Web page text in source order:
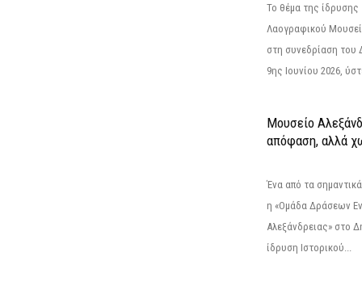
Το θέμα της ίδρυσης
Λαογραφικού
στη συνεδρίαση του
9ης Ιουνίου 2026,
Μουσείο
απόφαση, αλλά
Ένα από τα
η «Ομάδα Δράσεων
Αλεξάνδρειας» στο
ίδρυση Ιστορικού...